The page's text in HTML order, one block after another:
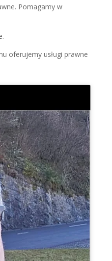
Pomagamy w
oferujemy usługi prawne